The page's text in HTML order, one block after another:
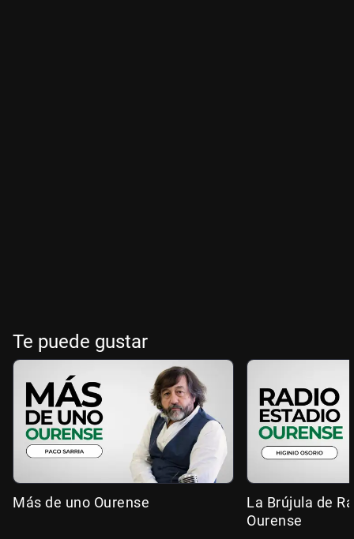
Te puede gustar
Más de uno Ourense
La Brújula de
Ourense